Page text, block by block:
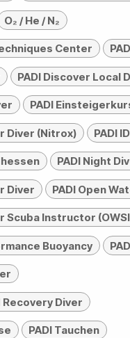
O₂ / He / N₂
Center
PADI Discover Local
PADI
Diver (Nitrox) PADI
PADI Night
Diver PADI Open
Scuba Instructor
Buoyancy
Recovery Diver
PADI Tauchen